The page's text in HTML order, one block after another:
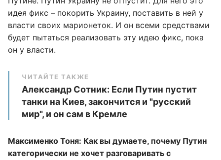
идея фикс – покорить Украину, поставить в ней у
власти своих марионеток. И он всеми средствами
будет пытаться реализовать эту идею фикс, пока
он у власти.
ЧИТАЙТЕ ТАКЖЕ
Александр Сотник: Если Путин пустит
танки на Киев, закончится и "русский
мир", и он сам в Кремле
Максименко Тоня: Как вы думаете, почему Путин
категорически не хочет разговаривать с